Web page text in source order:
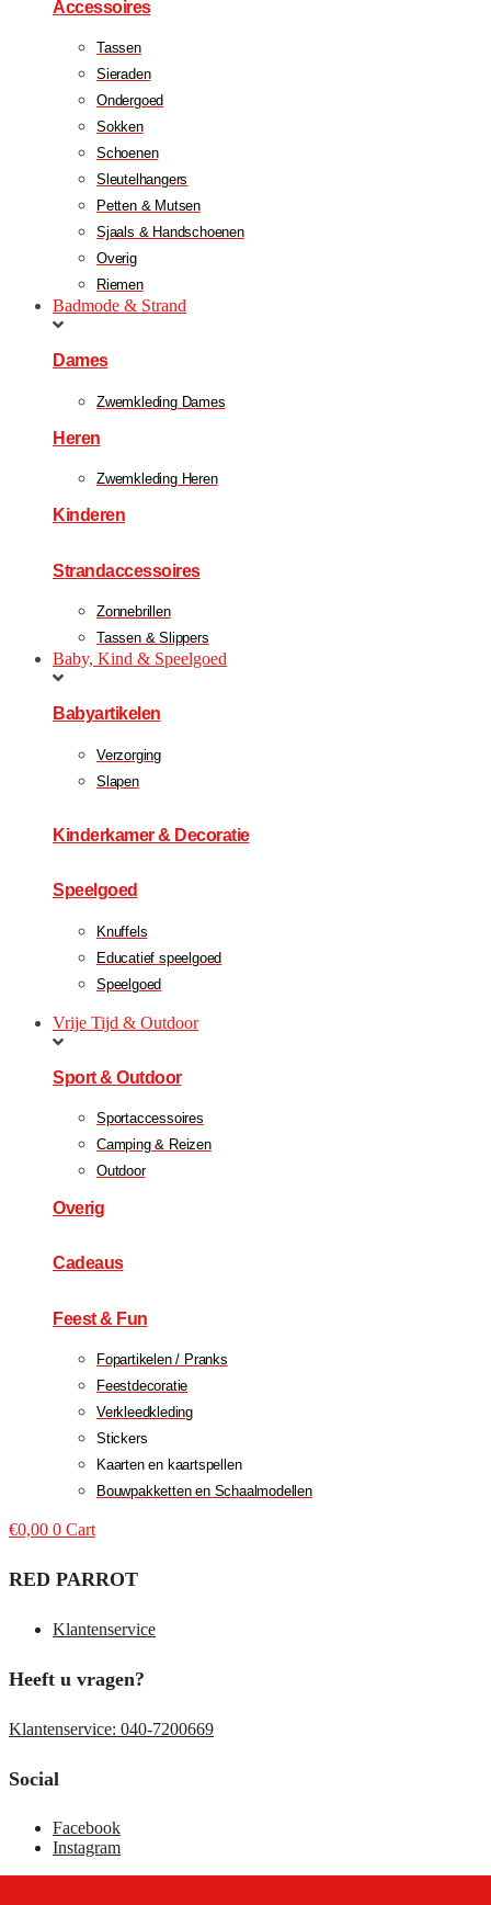
Accessoires
Tassen
Sieraden
Ondergoed
Sokken
Schoenen
Sleutelhangers
Petten & Mutsen
Sjaals & Handschoenen
Overig
Riemen
Badmode & Strand
Dames
Zwemkleding Dames
Heren
Zwemkleding Heren
Kinderen
Strandaccessoires
Zonnebrillen
Tassen & Slippers
Baby, Kind & Speelgoed
Babyartikelen
Verzorging
Slapen
Kinderkamer & Decoratie
Speelgoed
Knuffels
Educatief speelgoed
Speelgoed
Vrije Tijd & Outdoor
Sport & Outdoor
Sportaccessoires
Camping & Reizen
Outdoor
Overig
Cadeaus
Feest & Fun
Fopartikelen / Pranks
Feestdecoratie
Verkleedkleding
Stickers
Kaarten en kaartspellen
Bouwpakketten en Schaalmodellen
€0,00 0 Cart
RED PARROT
Klantenservice
Heeft u vragen?
Klantenservice: 040-7200669
Social
Facebook
Instagram